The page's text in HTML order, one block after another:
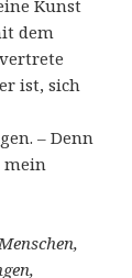
Kunst
dem
ist, sich
– Denn
mein